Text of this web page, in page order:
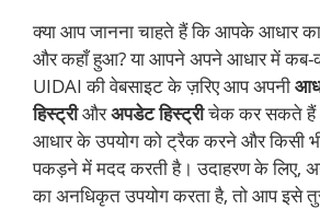
क्या आप जानना चाहते हैं कि आपके आधार
और कहाँ हुआ? या आपने अपने आधार में कब-
UIDAI की वेबसाइट के ज़रिए आप अपनी
हिस्ट्रीऔरअपडेट हिस्ट्रीचेक कर सकते
आधार के उपयोग को ट्रैक करने और किसी
पकड़ने में मदद करती है। उदाहरण के लिए,
का अनधिकृत उपयोग करता है, तो आप इसे